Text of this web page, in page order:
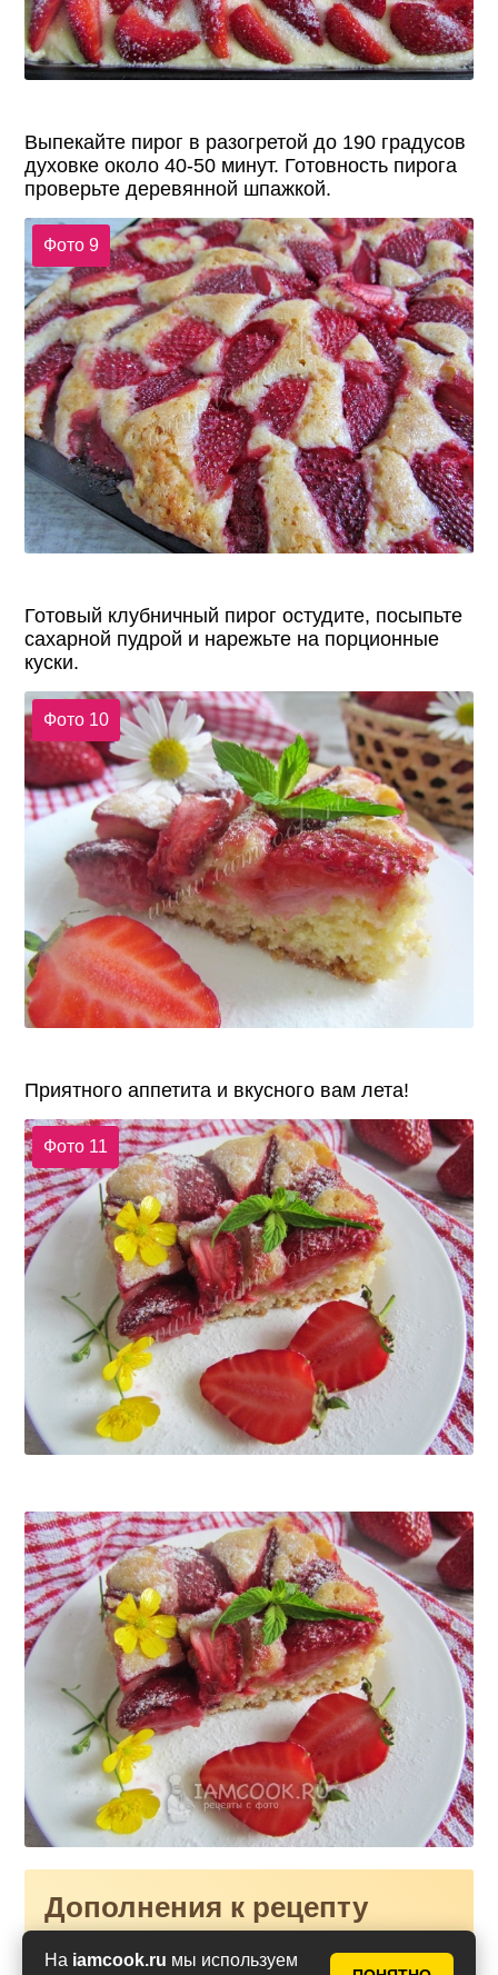
На iamcook.ru мы используем
Выпекайте пирог в разогретой до 190 градусов
духовке около 40-50 минут. Готовность пирога
проверьте деревянной шпажкой.
Фото 9
Готовый клубничный пирог остудите, посыпьте
сахарной пудрой и нарежьте на порционные
куски.
Фото 10
Приятного аппетита и вкусного вам лета!
Фото 11
Дополнения к рецепту